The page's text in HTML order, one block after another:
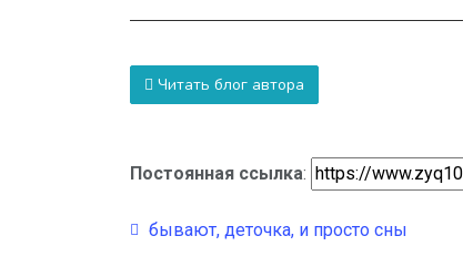
Читать блог автора
Постоянная ссылка:
бывают, деточка, и просто сны